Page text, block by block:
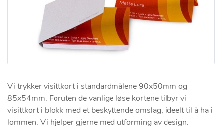
Vi trykker visittkort i standardmålene 90x50mm og
85x54mm. Foruten de vanlige løse kortene tilbyr vi
visittkort i blokk med et beskyttende omslag, ideelt til å ha i
lommen. Vi hjelper gjerne med utforming av design.